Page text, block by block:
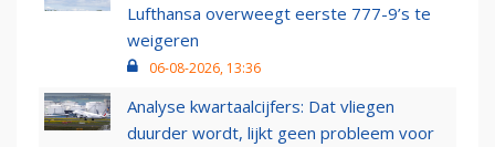
Lufthansa overweegt eerste 777-9’s te
weigeren
06-08-2026, 13:36
Analyse kwartaalcijfers: Dat vliegen
duurder wordt, lijkt geen probleem voor